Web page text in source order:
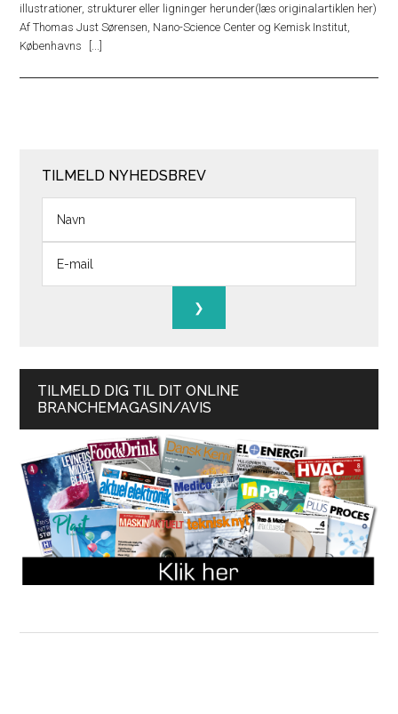
illustrationer, strukturer eller ligninger herunder(læs originalartiklen her)
Af Thomas Just Sørensen, Nano-Science Center og Kemisk Institut,
Københavns
TILMELD NYHEDSBREV
TILMELD DIG TIL DIT ONLINE
BRANCHEMAGASIN/AVIS